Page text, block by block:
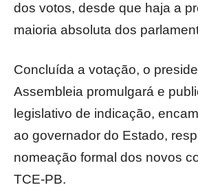
dos votos, desde que haja a
maioria absoluta dos
Concluída a votação, o
Assembleia promulgará e
legislativo de indicação,
ao governador do Estado,
nomeação formal dos novos
TCE-PB.